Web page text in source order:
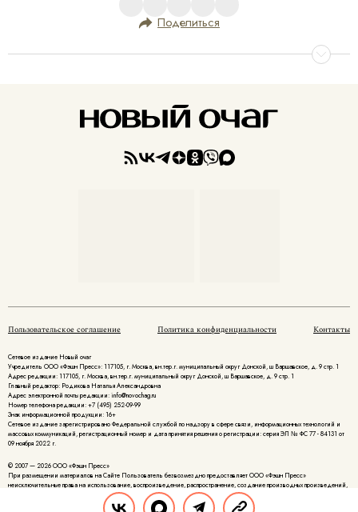
Поделиться
Пользовательское соглашение Политика конфиденциальности Контакты
Сетевое издание Новый очаг
Учредитель ООО «Фэшн Пресс»: 117105, г. Москва, вн.тер.г. муниципальный округ Донской, ш Варшавское, д. 9 стр. 1
Адрес редакции: 117105, г. Москва, вн.тер.г. муниципальный округ Донской, ш Варшавское, д. 9 стр. 1
Главный редактор: Родикова Наталья Александровна
Адрес электронной почты редакции: info@novochag.ru
Номер телефона редакции: +7 (495) 252-09-99
Знак информационной продукции: 16+
Cетевое издание зарегистрировано Федеральной службой по надзору в сфере связи, информационных технологий и
массовых коммуникаций, регистрационный номер и дата принятия решения о регистрации: серия ЭЛ № ФС 77 - 84131 от
09 ноября 2022 г.
© 2007 — 2026 ООО «Фэшн Пресс»
При размещении материалов на Сайте Пользователь безвозмездно предоставляет ООО «Фэшн Пресс»
неисключительные права на использование, воспроизведение, распространение, создание производных произведений,
а также на демонстрацию материалов и доведение их до всеобщего сведения.